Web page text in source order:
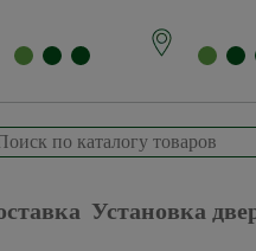
Установка